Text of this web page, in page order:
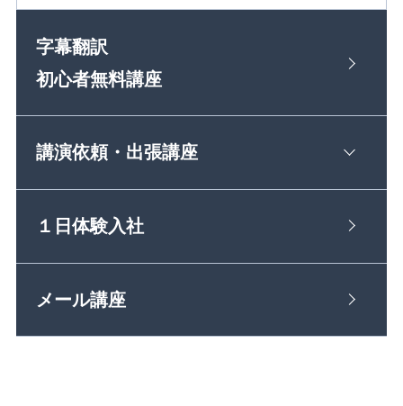
字幕翻訳
初心者無料講座
講演依頼・出張講座
１日体験入社
メール講座